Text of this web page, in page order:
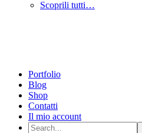
Scoprili tutti…
Portfolio
Blog
Shop
Contatti
Il mio account